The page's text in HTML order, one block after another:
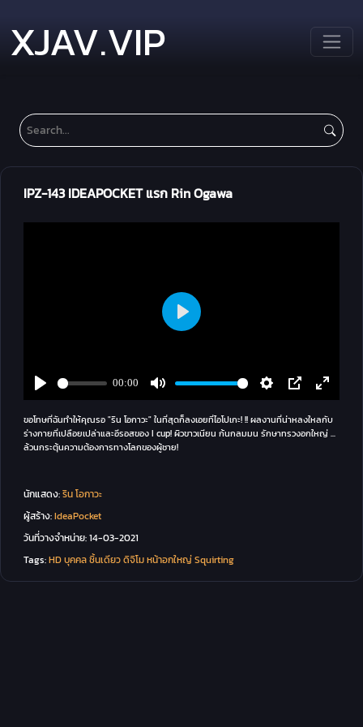
XJAV.VIP
IPZ-143 IDEAPOCKET แรก Rin Ogawa
ขอโทษที่ฉันทำให้คุณรอ "ริน โอกาวะ" ในที่สุดก็ลงเอยที่ไอโปเกะ! !! ผลงานที่น่าหลงใหลกับ
ร่างกายที่เปลือยเปล่าและอีรอสของ I cup! ผิวขาวเนียน ก้นกลมมน รักษาทรวงอกใหญ่ ...
ล้วนกระตุ้นความต้องการทางโลกของผู้ชาย!
นักแสดง:ริน โอกาวะ
ผู้สร้าง:IdeaPocket
วันที่วางจำหน่าย:14-03-2021
Tags:HDบุคคลชิ้นเดียวดิจิโมหน้าอกใหญ่Squirting